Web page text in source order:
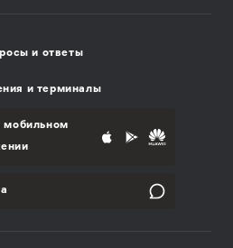
и ответы
и терминалы
мобильном